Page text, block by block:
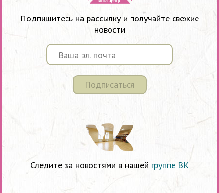
Подпишитесь на рассылку и получайте свежие
новости
Подписаться
Следите за новостями в нашей группе ВК